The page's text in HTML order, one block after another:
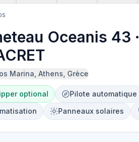
Oceanis 43 ·
Marina, Athens, Grèce
optional Pilote automatique
Panneaux solaires